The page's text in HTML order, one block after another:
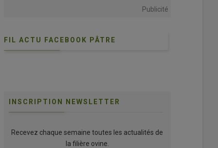
Publicité
FIL ACTU FACEBOOK PÂTRE
INSCRIPTION NEWSLETTER
Recevez chaque semaine toutes les actualités de
la filière ovine.